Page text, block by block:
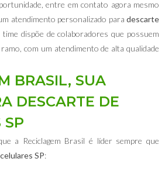
entre em contato agora mesmo
atendimento personalizado para descarte
time dispõe de colaboradores que possuem
com um atendimento de alta qualidade
BRASIL, SUA
DESCARTE DE
SP
a Reciclagem Brasil é líder sempre que
SP: